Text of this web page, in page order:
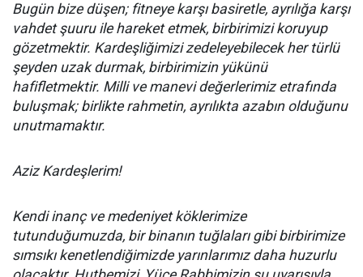
Bugün bize düşen; fitneye karşı basiretle, ayrılığa karşı
vahdet şuuru ile hareket etmek, birbirimizi koruyup
gözetmektir. Kardeşliğimizi zedeleyebilecek her türlü
şeyden uzak durmak, birbirimizin yükünü
hafifletmektir. Milli ve manevi değerlerimiz etrafında
buluşmak; birlikte rahmetin, ayrılıkta azabın olduğunu
unutmamaktır.
Aziz Kardeşlerim!
Kendi inanç ve medeniyet köklerimize
tutunduğumuzda, bir binanın tuğlaları gibi birbirimize
sımsıkı kenetlendiğimizde yarınlarımız daha huzurlu